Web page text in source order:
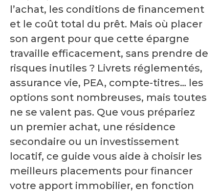
l’achat, les conditions de financement
et le coût total du prêt. Mais où placer
son argent pour que cette épargne
travaille efficacement, sans prendre de
risques inutiles ? Livrets réglementés,
assurance vie, PEA, compte-titres… les
options sont nombreuses, mais toutes
ne se valent pas. Que vous prépariez
un premier achat, une résidence
secondaire ou un investissement
locatif, ce guide vous aide à choisir les
meilleurs placements pour financer
votre apport immobilier, en fonction